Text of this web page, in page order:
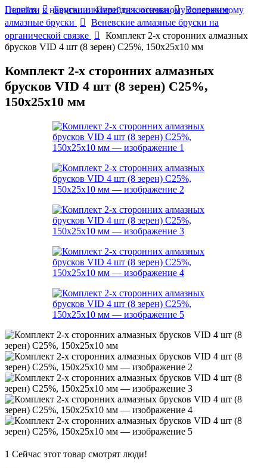
Перейти к навигацииПерейти к основному содержимому
Главная Бруски и камни для заточки
Веневские
алмазные бруски
Веневские алмазные бруски на
органической связке
Комплект 2-х сторонних алмазных
брусков VID 4 шт (8 зерен) С25%, 150х25х10 мм
Комплект 2-х сторонних алмазных
брусков VID 4 шт (8 зерен) С25%,
150х25х10 мм
1 Сейчас этот товар смотрят люди!